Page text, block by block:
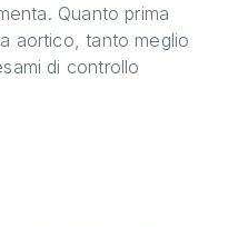
Quanto prima
aortico, tanto meglio
di controllo